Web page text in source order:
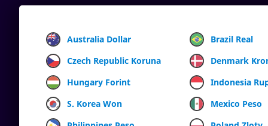
Australia Dollar Brazil Real
Czech Republic Koruna
Denmark
Hungary Forint
Indonesia
S. Korea Won
Mexico Peso